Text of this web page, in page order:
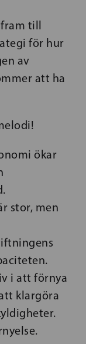
till
för hur
av
att ha
ökar
stor, men
i att förnya
klargöra